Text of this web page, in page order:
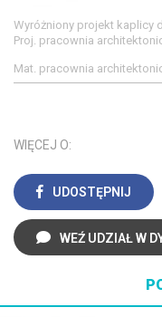
Wyróżniony projekt kaplicy
Proj. pracownia
Mat. pracownia
WIĘCEJ O:
UDOSTĘPNIJ
WEŹ UDZIAŁ W